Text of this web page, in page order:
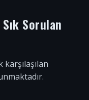
Sorulan
karşılaşılan